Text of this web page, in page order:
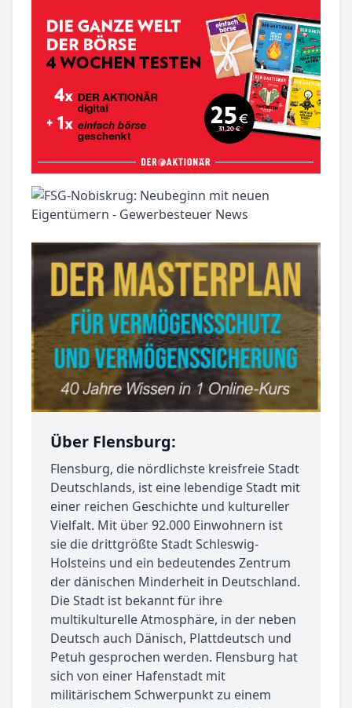
Über Flensburg:
Flensburg, die nördlichste kreisfreie Stadt
Deutschlands, ist eine lebendige Stadt mit
einer reichen Geschichte und kultureller
Vielfalt. Mit über 92.000 Einwohnern ist
sie die drittgrößte Stadt Schleswig-
Holsteins und ein bedeutendes Zentrum
der dänischen Minderheit in Deutschland.
Die Stadt ist bekannt für ihre
multikulturelle Atmosphäre, in der neben
Deutsch auch Dänisch, Plattdeutsch und
Petuh gesprochen werden. Flensburg hat
sich von einer Hafenstadt mit
militärischem Schwerpunkt zu einem